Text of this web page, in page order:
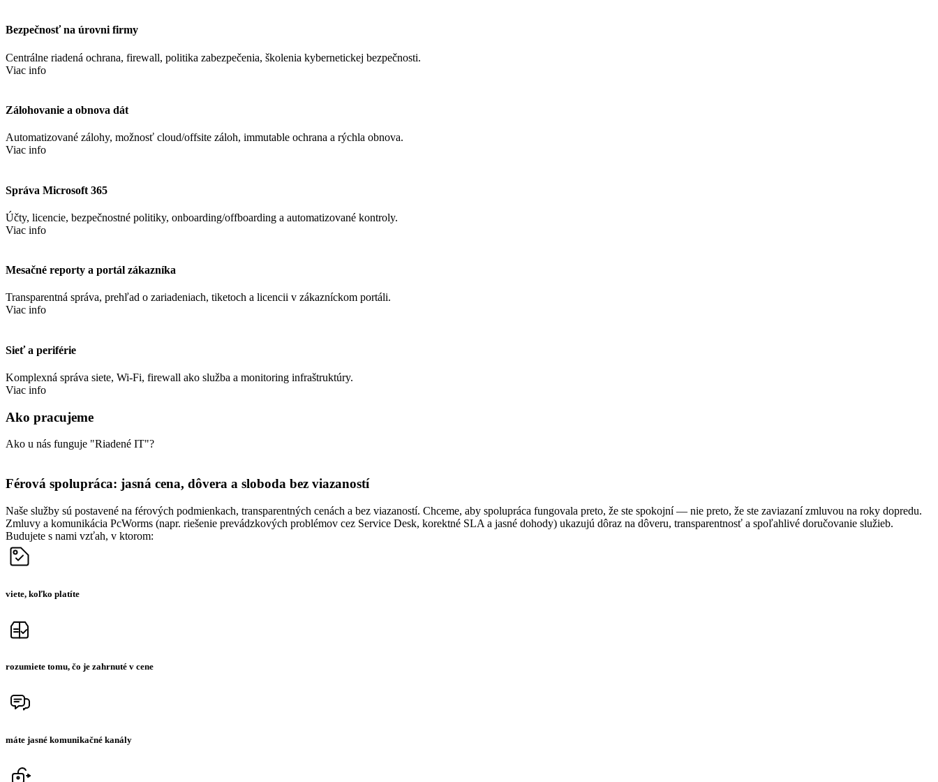
Bezpečnosť na úrovni firmy
Centrálne riadená ochrana, firewall, politika zabezpečenia, školenia kybernetickej bezpečnosti.
Viac info
Zálohovanie a obnova dát
Automatizované zálohy, možnosť cloud/offsite záloh, immutable ochrana a rýchla obnova.
Viac info
Správa Microsoft 365
Účty, licencie, bezpečnostné politiky, onboarding/offboarding a automatizované kontroly.
Viac info
Mesačné reporty a portál zákazníka
Transparentná správa, prehľad o zariadeniach, tiketoch a licencii v zákazníckom portáli.
Viac info
Sieť a periférie
Komplexná správa siete, Wi‑Fi, firewall ako služba a monitoring infraštruktúry.
Viac info
Ako pracujeme
Ako u nás funguje "Riadené IT"?
Férová spolupráca: jasná cena, dôvera a sloboda bez viazaností
Naše služby sú postavené na férových podmienkach, transparentných cenách a bez viazaností. Chceme, aby spolupráca fungovala preto, že ste spokojní — nie preto, že ste zaviazaní zmluvou na roky dopredu.
Zmluvy a komunikácia PcWorms (napr. riešenie prevádzkových problémov cez Service Desk, korektné SLA a jasné dohody) ukazujú dôraz na dôveru, transparentnosť a spoľahlivé doručovanie služieb.
Budujete s nami vzťah, v ktorom:
viete, koľko platíte
rozumiete tomu, čo je zahrnuté v cene
máte jasné komunikačné kanály